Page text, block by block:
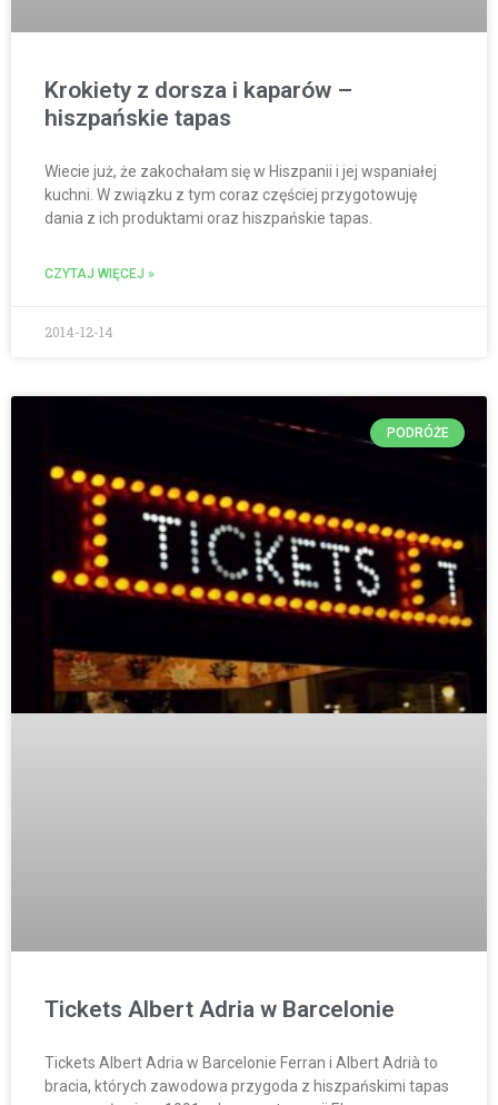
Krokiety z dorsza i kaparów –
hiszpańskie tapas
Wiecie już, że zakochałam się w Hiszpanii i jej wspaniałej
kuchni. W związku z tym coraz częściej przygotowuję
dania z ich produktami oraz hiszpańskie tapas.
CZYTAJ WIĘCEJ »
2014-12-14
PODRÓŻE
Tickets Albert Adria w Barcelonie
Tickets Albert Adria w Barcelonie Ferran i Albert Adrià to
bracia, których zawodowa przygoda z hiszpańskimi tapas